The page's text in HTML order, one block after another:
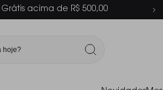
em até 6x sem juros